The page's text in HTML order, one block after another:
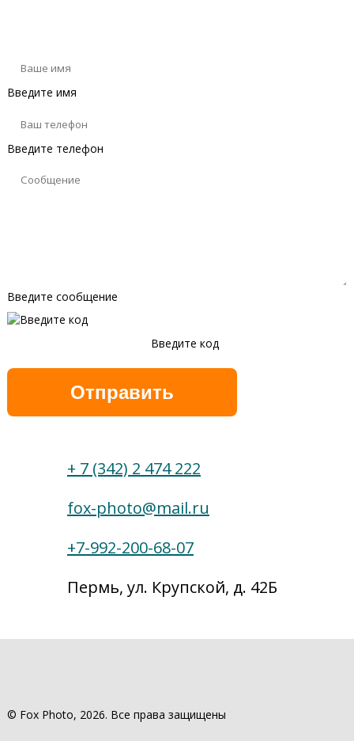
Введите имя
Введите телефон
Введите сообщение
Введите код
+ 7 (342) 2 474 222
fox-photo@mail.ru
+7-992-200-68-07
Пермь, ул. Крупской, д. 42Б
© Fox Photo, 2026. Все права защищены